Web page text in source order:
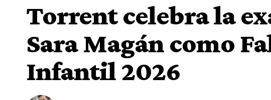
Torrent celebra la
Sara Magán como
Infantil 2026